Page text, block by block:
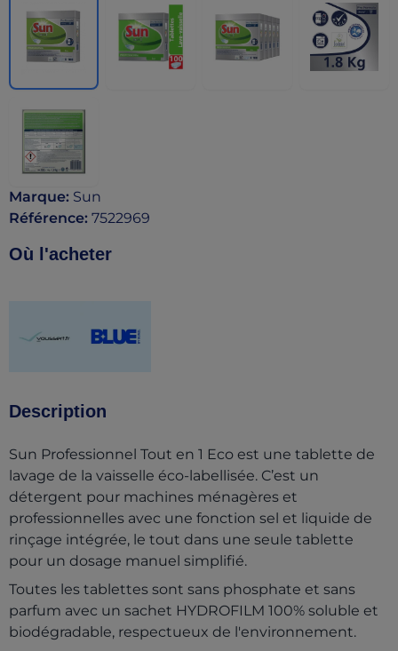
Marque: Sun
Référence: 7522969
Où l'acheter
Description
Sun Professionnel Tout en 1 Eco est une tablette de
lavage de la vaisselle éco-labellisée. C’est un
détergent pour machines ménagères et
professionnelles avec une fonction sel et liquide de
rinçage intégrée, le tout dans une seule tablette
pour un dosage manuel simplifié.
Toutes les tablettes sont sans phosphate et sans
parfum avec un sachet HYDROFILM 100% soluble et
biodégradable, respectueux de l'environnement.